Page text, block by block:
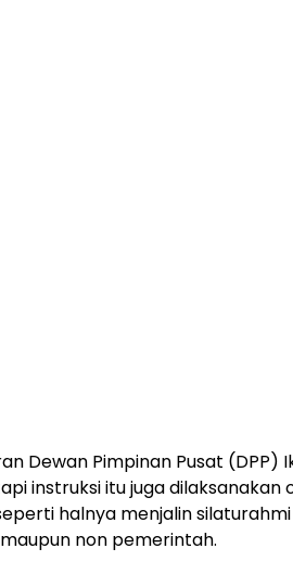
Dewan Pimpinan Pusat (DPP)
instruksi itu juga
halnya menjalin
non pemerintah.